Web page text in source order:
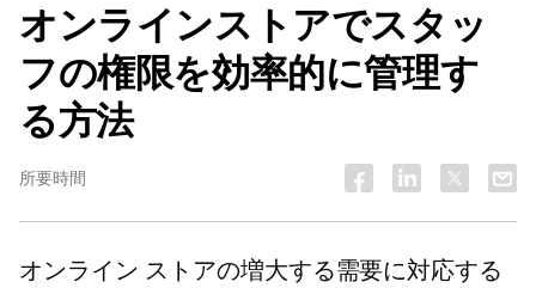
オンラインストアでスタッ
フの権限を効率的に管理す
る方法
所要時間
オンライン ストアの増大する需要に対応する